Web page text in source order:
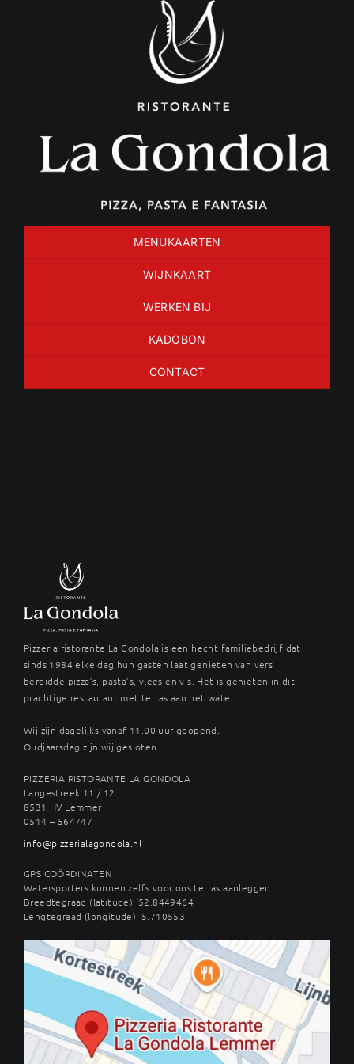
MENUKAARTEN
WIJNKAART
WERKEN BIJ
KADOBON
CONTACT
Pizzeria ristorante La Gondola is een hecht familiebedrijf dat
sinds 1984 elke dag hun gasten laat genieten van vers
bereidde pizza’s, pasta’s, vlees en vis. Het is genieten in dit
prachtige restaurant met terras aan het water.
Wij zijn dagelijks vanaf 11.00 uur geopend.
Oudjaarsdag zijn wij gesloten.
PIZZERIA RISTORANTE LA GONDOLA
Langestreek 11 / 12
8531 HV Lemmer
0514 – 564747
info@pizzerialagondola.nl
GPS COÖRDINATEN
Watersporters kunnen zelfs voor ons terras aanleggen.
Breedtegraad (latitude): 52.8449464
Lengtegraad (longitude): 5.710553